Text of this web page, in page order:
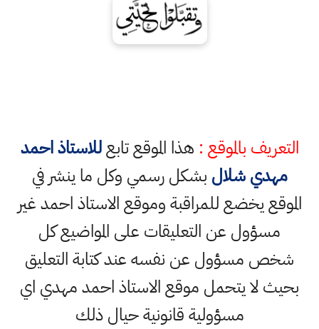
التعريف بالموقع : هذا الموقع تابعللاستاذ احمد
مهدي شلال بشكل رسمي وكل ما ينشر في
الموقع يخضع للمراقبة وموقع الاستاذ احمد غير
مسؤول عن التعليقات على المواضيع كل
شخص مسؤول عن نفسه عند كتابة التعليق
بحيث لا يتحمل موقع الاستاذ احمد مهدي اي
مسؤولية قانونية حيال ذلك